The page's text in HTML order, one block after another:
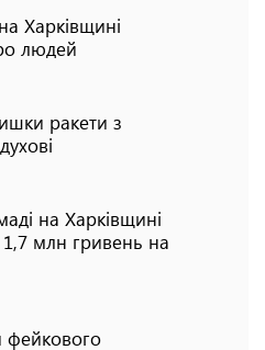
Харківщині
людей
ракети з
на Харківщині
млн гривень на
фейкового